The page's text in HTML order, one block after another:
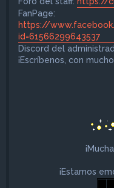
FanPage:
https://
id=61566299643537
Discord del
¡Escríbenos, con
¡Estamos